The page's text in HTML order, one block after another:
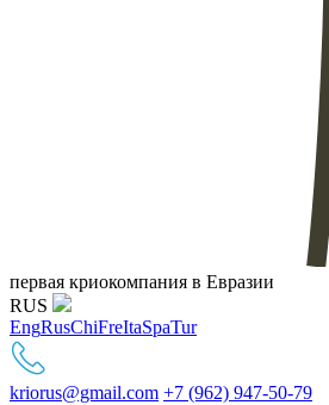
первая криокомпания в Евразии
RUS
EngRusChiFreItaSpaTur
kriorus@gmail.com +7 (962) 947-50-79